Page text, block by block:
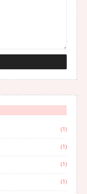
(1)
(1)
(1)
(1)